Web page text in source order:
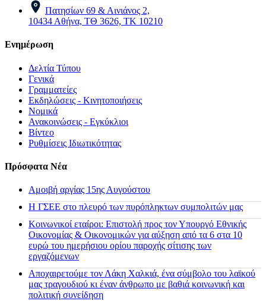
Πατησίων 69 & Αινιάνος 2,
10434 Αθήνα, ΤΘ 3626, ΤΚ 10210
Ενημέρωση
Δελτία Τύπου
Γενικά
Γραμματείες
Εκδηλώσεις - Κινητοποιήσεις
Νομικά
Ανακοινώσεις - Εγκύκλιοι
Βίντεο
Ρυθμίσεις Ιδιωτικότητας
Πρόσφατα Νέα
Αμοιβή αργίας 15ης Αυγούστου
H ΓΣΕΕ στο πλευρό των πυρόπληκτων συμπολιτών μας
Κοινωνικοί εταίροι: Επιστολή προς τον Υπουργό Εθνικής
Οικονομίας & Οικονομικών για αύξηση από τα 6 στα 10
ευρώ του ημερήσιου ορίου παροχής σίτισης των
εργαζόμενων
Αποχαιρετούμε τον Λάκη Χαλκιά, ένα σύμβολο του λαϊκού
μας τραγουδιού κι έναν άνθρωπο με βαθιά κοινωνική και
πολιτική συνείδηση